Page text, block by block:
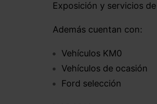
Exposición y servicios
Además cuentan con:
Vehículos KM0
Vehículos de ocasión
Ford selección